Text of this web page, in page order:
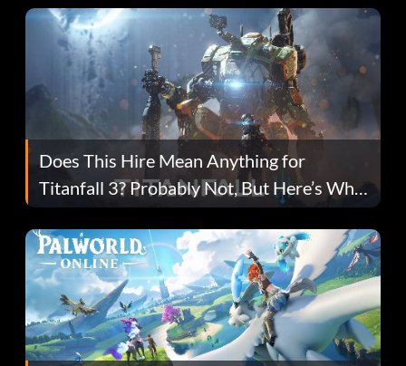
Does This Hire Mean Anything for
Titanfall 3? Probably Not, But Here’s Why
Fans Are Hopeful